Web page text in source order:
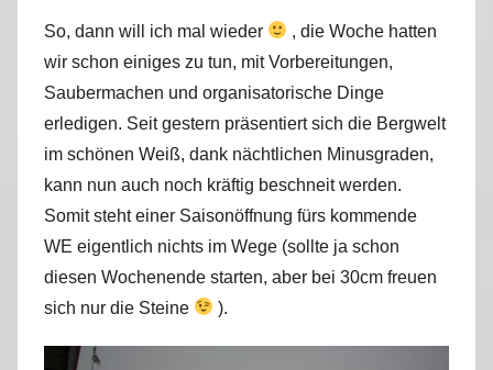
k
u
s
So, dann will ich mal wieder
, die Woche hatten
wir schon einiges zu tun, mit Vorbereitungen,
Saubermachen und organisatorische Dinge
erledigen. Seit gestern präsentiert sich die Bergwelt
im schönen Weiß, dank nächtlichen Minusgraden,
kann nun auch noch kräftig beschneit werden.
Somit steht einer Saisonöffnung fürs kommende
WE eigentlich nichts im Wege (sollte ja schon
diesen Wochenende starten, aber bei 30cm freuen
sich nur die Steine
).